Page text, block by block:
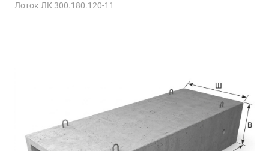
Лоток ЛК 300.180.120-11